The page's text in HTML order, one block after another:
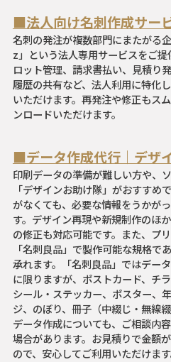
■法人向け名刺作成サー
名刺の発注が複数部門にまたがる
z」という法人専用サービスをご
ロット管理、請求書払い、見積り
履歴の共有など、法人利用に特化
いただけます。再発注や修正もス
ンロードいただけます。
■データ作成代行｜デザ
印刷データの準備が難しい方や、
「デザインお助け隊」がおすす
がなくても、必要な情報をうかが
す。デザイン再現や新規制作のほ
の修正も対応可能です。また、プ
「名刺良品」で製作可能な規格で
承れます。「名刺良品」ではデー
に限りますが、ポストカード、チ
シール・ステッカー、ポスター、
ジ、のぼり、冊子（中綴じ・無線
データ作成についても、ご相談内
場合があります。お見積りで金額
ので、安心してご利用いただけます